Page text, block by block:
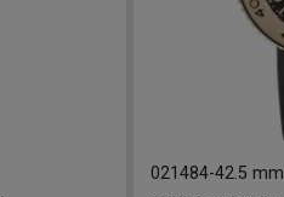
021484-42.5 mm